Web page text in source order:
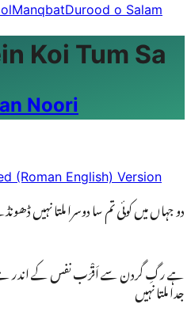
ManqbatDurood o Salam
Koi Tum Sa
Noori
(Roman English) Version
دو جہاں میں کوئی تم سا دوسرا ملتا نہیں
ہے رگِ گردن سے اَقْرَب نفس کے اندر
جدا ملتا نہیں